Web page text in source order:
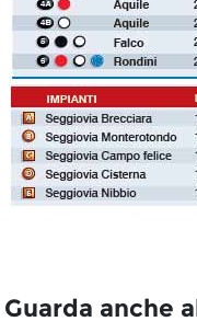
Guarda anche